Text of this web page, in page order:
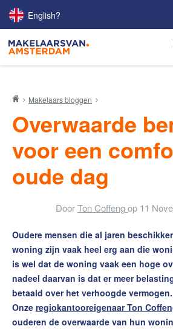
English?
Ons aanbod
Woningzoekers
Onze makelaars
Onze expertises
Uw huis verhuren
Onze diensten
Contact
Word jij onze nieuwe makelaar?
Woning Waarde Adviesdagen
Makelaars bloggen
Overwaarde
voor een
oude dag
DoorTon Coffengop 11
Oudere mensen die al jaren
woning zijn vaak heel erg aan die
is wel dat de woning vaak een hoge
nadeel daarvan is dat er meer
betaald over het verhoogde vermogen.
Onze regiokantooreigenaar Ton
ouderen de overwaarde van hun